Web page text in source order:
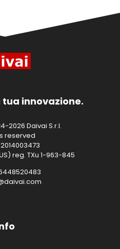
innovazione.
2026 Daivai S.r.l.
reserved
reg. TXu 1-963-845